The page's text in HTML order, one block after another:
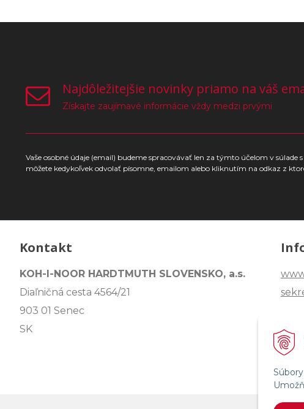
Najdôležitejšie novinky priamo na váš
Získajte zaujímavé informácie vždy medzi prvými
Vaše osobné údaje (email) budeme spracovávať len za týmto účelom v
môžete kedykoľvek odvolať písomne, emailom alebo kliknutím na odkaz z
Kontakt
KOH-I-NOOR HARDTMUTH SLOVENSKO, a.s.
Diaľničná cesta 4564/21
903 01 Senec
SK
Tel:
Fax: